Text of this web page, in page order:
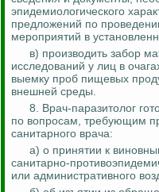
эпидемиологического
предложений по
мероприятий в
в) производить забор
исследований у лиц в
выемку проб пищевых
внешней среды.
8. Врач-паразитолог
по вопросам, требующим
санитарного врача:
а) о принятии к
санитарно-
или административного